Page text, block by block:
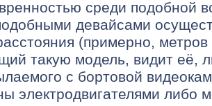
среди подобной
девайсами
(примерно, метров
такую модель, видит её,
с бортовой
электродвигателями либо